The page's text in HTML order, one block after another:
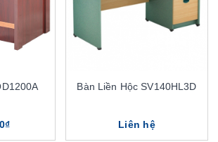
Bàn Liền Hộc SV140HL3D
Liên hệ